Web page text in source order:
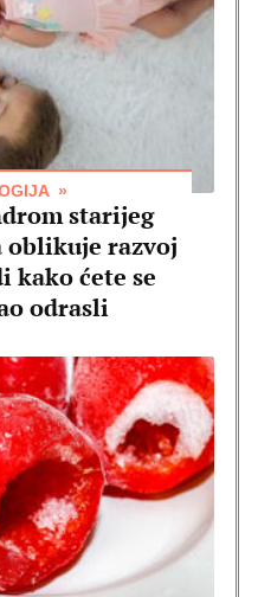
starijeg
oblikuje razvoj
kako ćete se
odrasli